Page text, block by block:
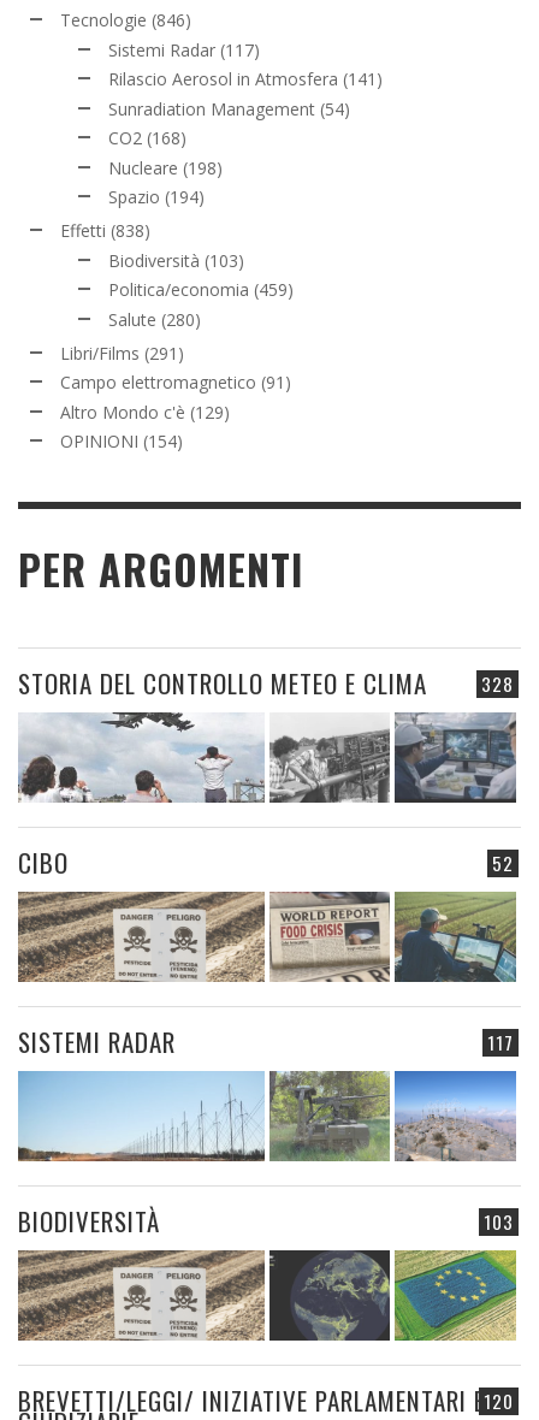
Tecnologie (846)
Sistemi Radar (117)
Rilascio Aerosol in Atmosfera (141)
Sunradiation Management (54)
CO2 (168)
Nucleare (198)
Spazio (194)
Effetti (838)
Biodiversità (103)
Politica/economia (459)
Salute (280)
Libri/Films (291)
Campo elettromagnetico (91)
Altro Mondo c'è (129)
OPINIONI (154)
PER ARGOMENTI
328
STORIA DEL CONTROLLO METEO E CLIMA
52
CIBO
117
SISTEMI RADAR
103
BIODIVERSITÀ
120
BREVETTI/LEGGI/ INIZIATIVE PARLAMENTARI E